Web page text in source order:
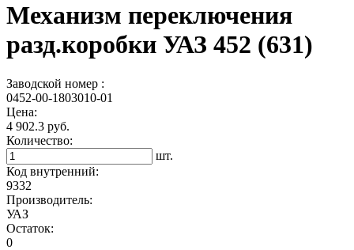
Механизм переключения
разд.коробки УАЗ 452 (631)
Заводской номер :
0452-00-1803010-01
Цена:
4 902.3 руб.
Количество:
шт.
Код внутренний:
9332
Производитель:
УАЗ
Остаток:
0